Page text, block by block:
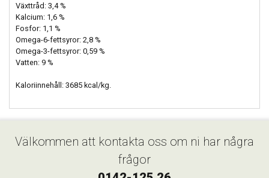
Växttråd: 3,4 %
Kalcium: 1,6 %
Fosfor: 1,1 %
Omega-6-fettsyror: 2,8 %
Omega-3-fettsyror: 0,59 %
Vatten: 9 %
Kaloriinnehåll: 3685 kcal/kg.
Välkommen att kontakta oss om ni har några
frågor